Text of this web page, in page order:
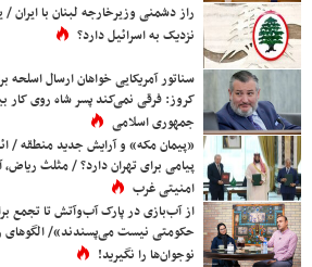
راز دشمنی وزیرخارجه لبنان با
نزدیک به اسرائیل دارد؟
سناتور آمریکایی خواهان ارسال
کروز: فرقی نمی‌کند پسر شاه روی کار
جمهوری اسلامی
«پیمان مکه» و آرایش جدید منطقه /
پیامی برای تهران دارد؟ / مثلث ریاض،
امنیتی غرب
از آب‌بازی در پارک آب‌وآتش تا تجمع
حکومتی نیست می‌پسندند»/ الگوهای
نوجوان‌ها را نگیرید!